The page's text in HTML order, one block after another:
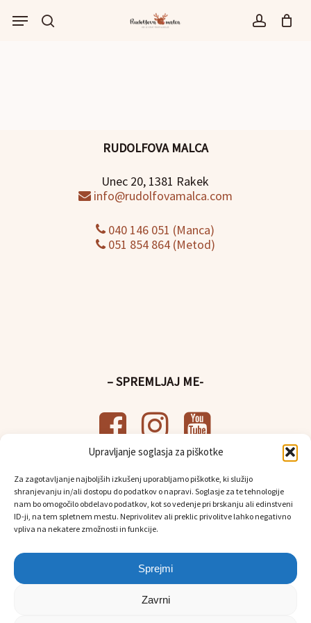
Upravljanje soglasja za piškotke
Za zagotavljanje najboljših izkušenj uporabljamo piškotke, ki služijo
shranjevanju in/ali dostopu do podatkov o napravi. Soglasje za te tehnologije
nam bo omogočilo obdelavo podatkov, kot so vedenje pri brskanju ali edinstveni
ID-ji, na tem spletnem mestu. Neprivolitev ali preklic privolitve lahko negativno
vpliva na nekatere zmožnosti in funkcije.
Sprejmi
Zavrni
išči account
Menu
RUDOLFOVA MALCA
Unec 20, 1381 Rakek
info@rudolfovamalca.com
040 146 051 (Manca)
051 854 864 (Metod)
– SPREMLJAJ ME-
Politikavarstva osebnih podatkov
Osebni prevzem in dostava